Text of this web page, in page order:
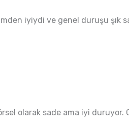
iyiydi ve genel duruşu şık
olarak sade ama iyi duruyor.